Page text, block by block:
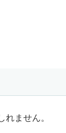
ません。